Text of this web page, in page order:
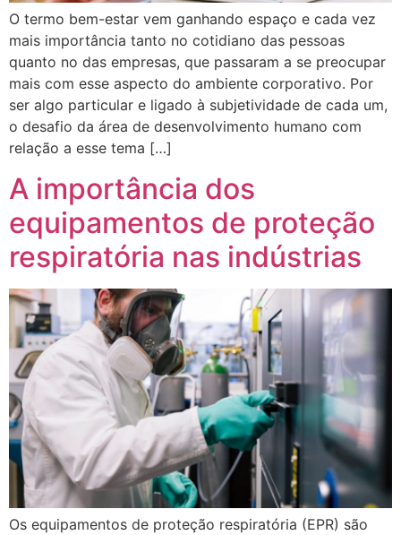
O termo bem-estar vem ganhando espaço e cada vez
mais importância tanto no cotidiano das pessoas
quanto no das empresas, que passaram a se preocupar
mais com esse aspecto do ambiente corporativo. Por
ser algo particular e ligado à subjetividade de cada um,
o desafio da área de desenvolvimento humano com
relação a esse tema […]
A importância dos
equipamentos de proteção
respiratória nas indústrias
Os equipamentos de proteção respiratória (EPR) são